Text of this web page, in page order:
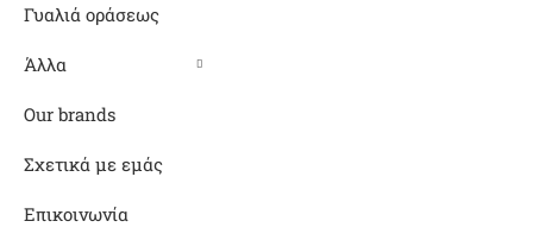
Γυαλιά οράσεως
Άλλα
Our brands
Σχετικά με εμάς
Επικοινωνία